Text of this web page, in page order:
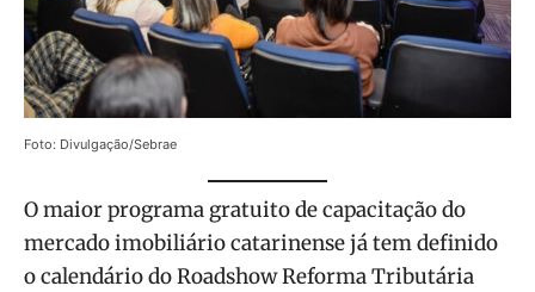
Foto: Divulgação/Sebrae
O maior programa gratuito de capacitação do
mercado imobiliário catarinense já tem definido
o calendário do Roadshow Reforma Tributária